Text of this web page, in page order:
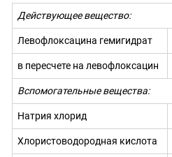
Действующее вещество:
Левофлоксацина гемигидрат
в пересчете на левофлоксацин
Вспомогательные вещества:
Натрия хлорид
Хлористоводородная кислота